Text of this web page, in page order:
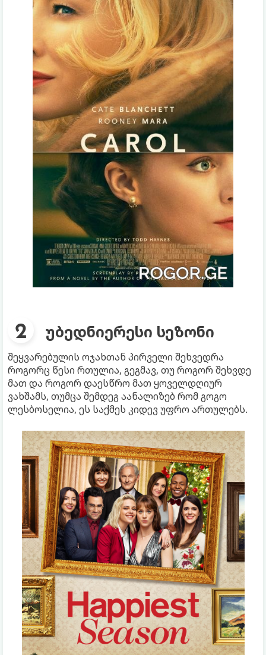
უბედნიერესი სეზონი
შეყვარებულის ოჯახთან პირველი შეხვედრა
როგორც წესი რთულია, გეგმავ, თუ როგორ შეხვდე
მათ და როგორ დაესწრო მათ ყოველდღიურ
ვახშამს, თუმცა შემდეგ აანალიზებ რომ გოგო
ლესბოსელია, ეს საქმეს კიდევ უფრო ართულებს.